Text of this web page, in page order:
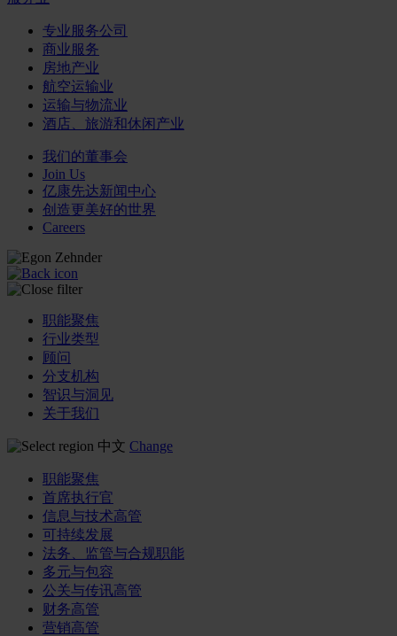
专业服务公司
商业服务
房地产业
航空运输业
运输与物流业
酒店、旅游和休闲产业
我们的董事会
Join Us
亿康先达新闻中心
创造更美好的世界
Careers
职能聚焦
行业类型
顾问
分支机构
智识与洞见
关于我们
中文 Change
职能聚焦
首席执行官
信息与技术高管
可持续发展
法务、监管与合规职能
多元与包容
公关与传讯高管
财务高管
营销高管